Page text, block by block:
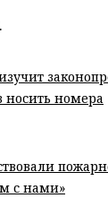
носить номера
с нами»